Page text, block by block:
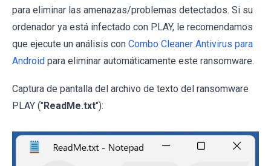
para eliminar las amenazas/problemas detectados. Si su
ordenador ya está infectado con PLAY, le recomendamos
que ejecute un análisis con Combo Cleaner Antivirus para
Android para eliminar automáticamente este ransomware.
Captura de pantalla del archivo de texto del ransomware
PLAY ("ReadMe.txt"):